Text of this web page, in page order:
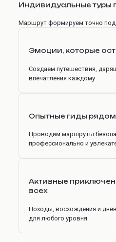
Индивидуальные туры
Маршрут формируем точно под
Эмоции, которые
Создаем путешествия,
впечатления каждому
Опытные гиды рядом
Проводим маршруты
профессионально и
Активные
всех
Походы, восхождения и
для любого уровня.